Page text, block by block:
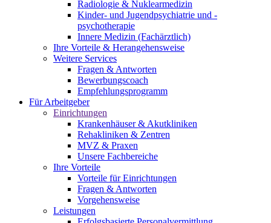
Radiologie & Nuklearmedizin
Kinder- und Jugendpsychiatrie und -
psychotherapie
Innere Medizin (Fachärztlich)
Ihre Vorteile & Herangehensweise
Weitere Services
Fragen & Antworten
Bewerbungscoach
Empfehlungsprogramm
Für Arbeitgeber
Einrichtungen
Krankenhäuser & Akutkliniken
Rehakliniken & Zentren
MVZ & Praxen
Unsere Fachbereiche
Ihre Vorteile
Vorteile für Einrichtungen
Fragen & Antworten
Vorgehensweise
Leistungen